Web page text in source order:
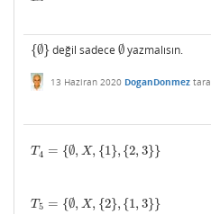
{∅}
{∅} değil sadece ∅
∅yazmalısın.
13 Haziran 2020 DoganDonmez
T4 = {∅, X, {1}, {2, 3}}
T4 ={∅,X,{ 1},{2 ,3}}
T5 = {∅, X, {2}, {1, 3}}
T5 ={∅,X,{ 2},{1 ,3}}